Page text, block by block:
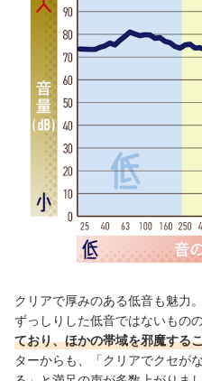
クリアで厚みのある低音も魅力
ずっしりした低音ではないものの
ており、ほかの帯域を邪魔する
ターからも、「クリアでクセが